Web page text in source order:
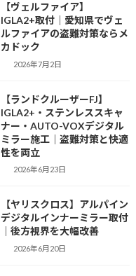
【ヴェルファイア】
IGLA2+取付｜愛知県でヴェ
ルファイアの盗難対策ならメ
カドック
2026年7月2日
【ランドクルーザーFJ】
IGLA2+・ステンレススキャ
ナー・AUTO-VOXデジタル
ミラー施工｜盗難対策と快適
性を両立
2026年6月23日
【ヤリスクロス】アルパイン
デジタルインナーミラー取付
｜後方視界を大幅改善
2026年6月20日